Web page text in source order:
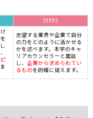
STEP3
志望する業界や企業で自分
の力をどのように活かせる
かを述べます。本学のキャ
リアカウンセラーと面談
し、 企業から求められてい
るものを的確に捉えます。